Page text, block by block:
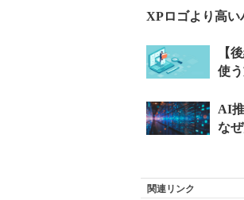
XPロゴより高い
関連リンク